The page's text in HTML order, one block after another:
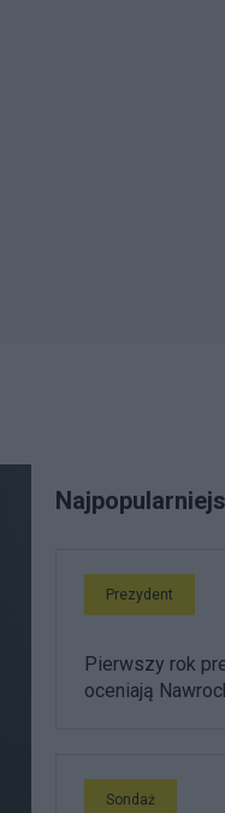
Prezydent
Pierwszy rok
oceniają
Sondaż